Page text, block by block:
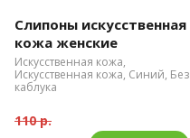
Слипоны искусственная
кожа женские
Искусственная кожа,
Искусственная кожа, Синий, Без
каблука
110 р.